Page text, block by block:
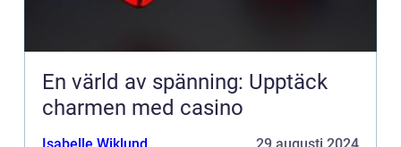
En värld av spänning: Upptäck
charmen med casino